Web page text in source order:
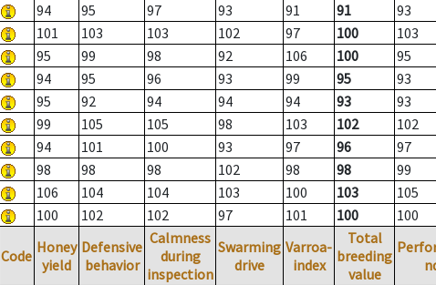
94 95 97 93 91 91
93
101 103 103 102 97 100
103
95 99 98 92 106 100
95
94 95 96 93 99 95
93
95 92 94 94 94 93
93
99 105 105 98 103 102
102
94 101 100 93 97 96
97
98 98 98 102 98 98
99
106 104 104 103 100 103
105
100 102 102 97 101 100 100
Code Honey
yield
Defensive
behavior
Calmness
during
inspection
Swarming
drive
Varroa-
index
Total
breeding
value